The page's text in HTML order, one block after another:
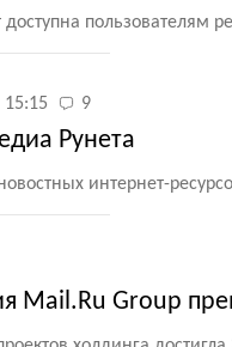
пользователям
15:15 9
Рунета
интернет-
Mail.Ru Group